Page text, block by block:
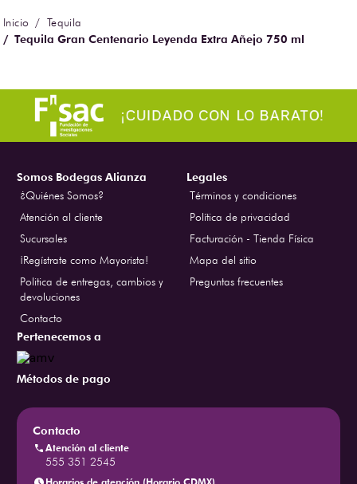
Tequila
Tequila Gran Centenario Leyenda Extra Añejo 750 ml
Somos Bodegas Alianza
¿Quiénes Somos?
Atención al cliente
Sucursales
¡Regístrate como Mayorista!
Politica de entregas, cambios y
devoluciones
Contacto
Legales
Términos y condiciones
Política de privacidad
Facturación - Tienda Física
Mapa del sitio
Preguntas frecuentes
Pertenecemos a
Métodos de pago
Contacto
Atención al cliente
555 351 2545